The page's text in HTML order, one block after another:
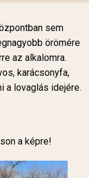
sem
örömére
az alkalomra.
karácsonyfa,
a lovaglás idejére.
a képre!